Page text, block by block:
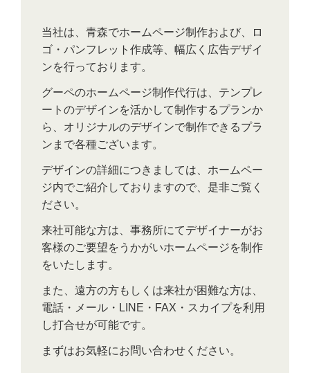
当社は、青森でホームページ制作および、ロ
ゴ・パンフレット作成等、幅広く広告デザイ
ンを行っております。
グーペのホームページ制作代行は、テンプレ
ートのデザインを活かして制作するプランか
ら、オリジナルのデザインで制作できるプラ
ンまで各種ございます。
デザインの詳細につきましては、ホームペー
ジ内でご紹介しておりますので、是非ご覧く
ださい。
来社可能な方は、事務所にてデザイナーがお
客様のご要望をうかがいホームページを制作
をいたします。
また、遠方の方もしくは来社が困難な方は、
電話・メール・LINE・FAX・スカイプを利用
し打合せが可能です。
まずはお気軽にお問い合わせください。